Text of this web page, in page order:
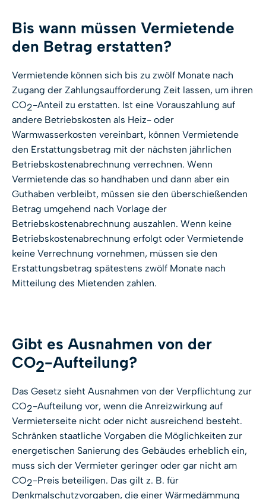
Bis wann müssen Vermietende
den Betrag erstatten?
Vermietende können sich bis zu zwölf Monate nach
Zugang der Zahlungsaufforderung Zeit lassen, um ihren
CO2-Anteil zu erstatten. Ist eine Vorauszahlung auf
andere Betriebskosten als Heiz- oder
Warmwasserkosten vereinbart, können Vermietende
den Erstattungsbetrag mit der nächsten jährlichen
Betriebskostenabrechnung verrechnen. Wenn
Vermietende das so handhaben und dann aber ein
Guthaben verbleibt, müssen sie den überschießenden
Betrag umgehend nach Vorlage der
Betriebskostenabrechnung auszahlen. Wenn keine
Betriebskostenabrechnung erfolgt oder Vermietende
keine Verrechnung vornehmen, müssen sie den
Erstattungsbetrag spätestens zwölf Monate nach
Mitteilung des Mietenden zahlen.
Gibt es Ausnahmen von der
CO2-Aufteilung?
Das Gesetz sieht Ausnahmen von der Verpflichtung zur
CO2-Aufteilung vor, wenn die Anreizwirkung auf
Vermieterseite nicht oder nicht ausreichend besteht.
Schränken staatliche Vorgaben die Möglichkeiten zur
energetischen Sanierung des Gebäudes erheblich ein,
muss sich der Vermieter geringer oder gar nicht am
CO2-Preis beteiligen. Das gilt z. B. für
Denkmalschutzvorgaben, die einer Wärmedämmung